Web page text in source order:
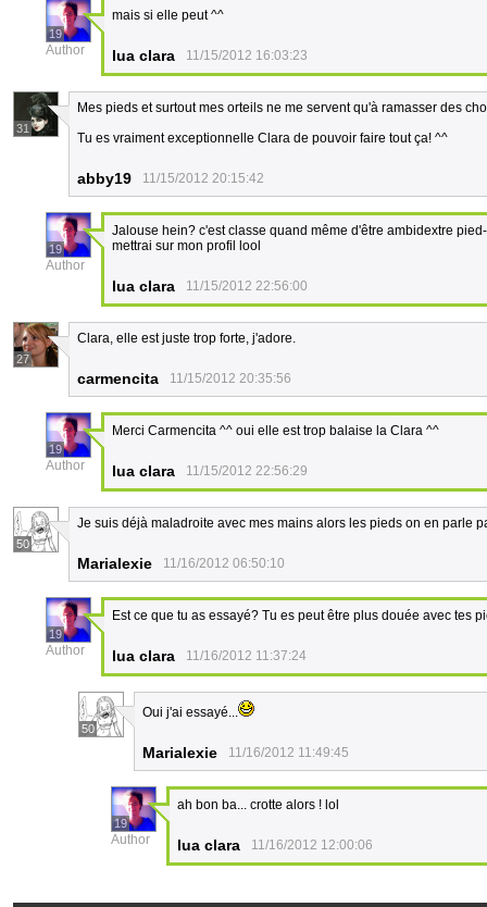
19
Author
mais si elle peut ^^
lua clara 11/15/2012 16:03:23
31
Mes pieds et surtout mes orteils ne me servent qu'à ramasser des
Tu es vraiment exceptionnelle Clara de pouvoir faire tout ça! ^^
abby19 11/15/2012 20:15:42
19
Author
Jalouse hein? c'est classe quand même d'être ambidextre
mettrai sur mon profil lool
lua clara 11/15/2012 22:56:00
27
Clara, elle est juste trop forte, j'adore.
carmencita 11/15/2012 20:35:56
19
Author
Merci Carmencita ^^ oui elle est trop balaise la Clara ^^
lua clara 11/15/2012 22:56:29
50
Je suis déjà maladroite avec mes mains alors les pieds on en parle
Marialexie 11/16/2012 06:50:10
19
Author
Est ce que tu as essayé? Tu es peut être plus douée avec tes
lua clara 11/16/2012 11:37:24
50
Oui j'ai essayé...
Marialexie 11/16/2012 11:49:45
19
Author
ah bon ba... crotte alors ! lol
lua clara 11/16/2012 12:00:06